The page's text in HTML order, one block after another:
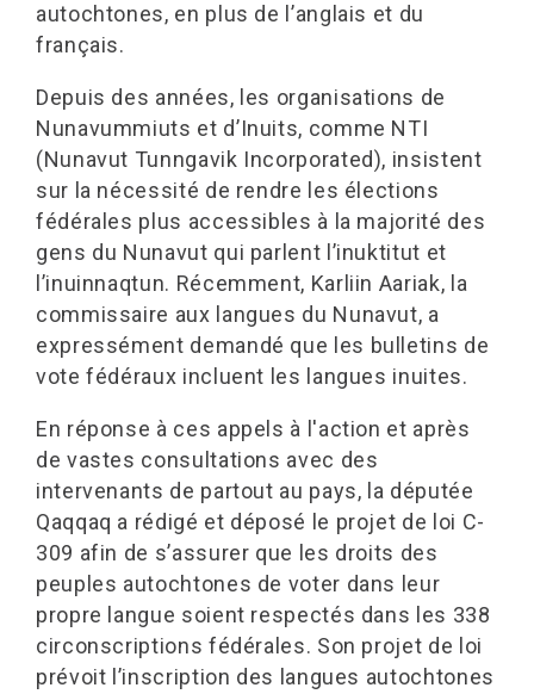
autochtones, en plus de l’anglais et du
français.
Depuis des années, les organisations de
Nunavummiuts et d’Inuits, comme NTI
(Nunavut Tunngavik Incorporated), insistent
sur la nécessité de rendre les élections
fédérales plus accessibles à la majorité des
gens du Nunavut qui parlent l’inuktitut et
l’inuinnaqtun. Récemment, Karliin Aariak, la
commissaire aux langues du Nunavut, a
expressément demandé que les bulletins de
vote fédéraux incluent les langues inuites.
En réponse à ces appels à l'action et après
de vastes consultations avec des
intervenants de partout au pays, la députée
Qaqqaq a rédigé et déposé le projet de loi C-
309 afin de s’assurer que les droits des
peuples autochtones de voter dans leur
propre langue soient respectés dans les 338
circonscriptions fédérales. Son projet de loi
prévoit l’inscription des langues autochtones